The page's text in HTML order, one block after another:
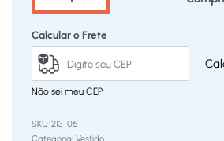
Calcular o Frete
Não sei meu CEP
213-06